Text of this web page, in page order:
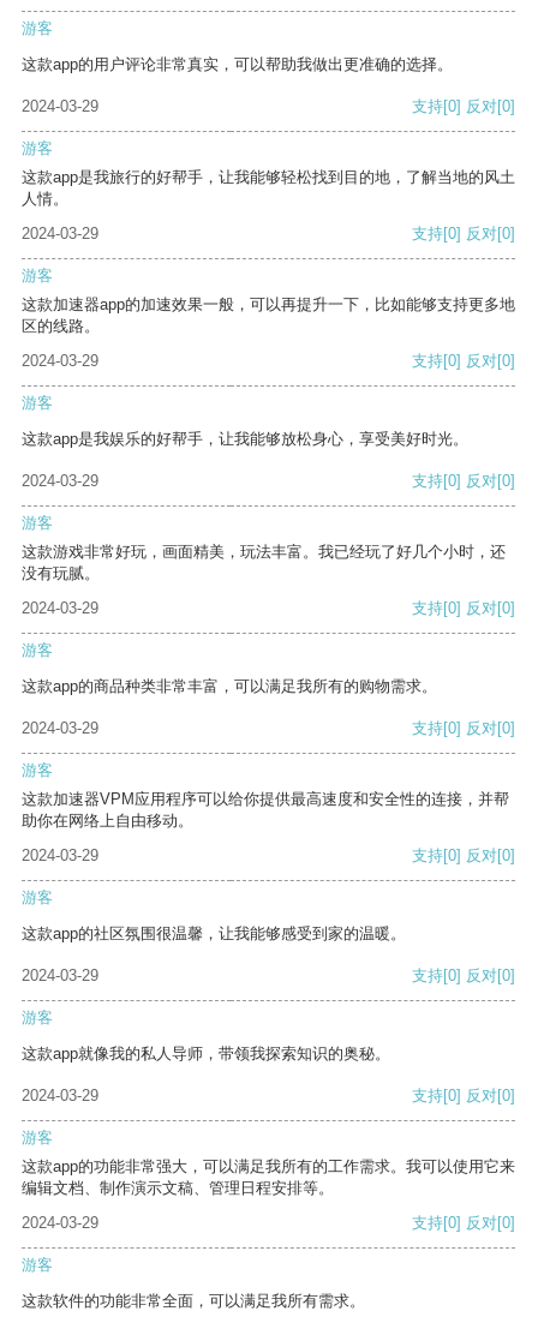
游客
这款app的用户评论非常真实，可以帮助我做出更准确的选择。
2024-03-29 支持[0] 反对[0]
游客
这款app是我旅行的好帮手，让我能够轻松找到目的地，了解当地的风土
人情。
2024-03-29
支持[0] 反对[0]
游客
这款加速器app的加速效果一般，可以再提升一下，比如能够支持更多地
区的线路。
2024-03-29
支持[0] 反对[0]
游客
这款app是我娱乐的好帮手，让我能够放松身心，享受美好时光。
2024-03-29 支持[0] 反对[0]
游客
这款游戏非常好玩，画面精美，玩法丰富。我已经玩了好几个小时，还
没有玩腻。
2024-03-29
支持[0] 反对[0]
游客
这款app的商品种类非常丰富，可以满足我所有的购物需求。
2024-03-29 支持[0] 反对[0]
游客
这款加速器VPM应用程序可以给你提供最高速度和安全性的连接，并帮
助你在网络上自由移动。
2024-03-29
支持[0] 反对[0]
游客
这款app的社区氛围很温馨，让我能够感受到家的温暖。
2024-03-29 支持[0] 反对[0]
游客
这款app就像我的私人导师，带领我探索知识的奥秘。
2024-03-29 支持[0] 反对[0]
游客
这款app的功能非常强大，可以满足我所有的工作需求。我可以使用它来
编辑文档、制作演示文稿、管理日程安排等。
2024-03-29
支持[0] 反对[0]
游客
这款软件的功能非常全面，可以满足我所有需求。